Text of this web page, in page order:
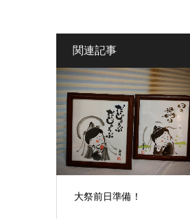
関連記事
大祭前日準備！